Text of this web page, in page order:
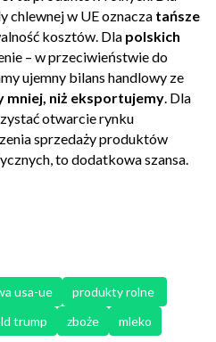
chlewnej w UE oznacza tańsze
kosztów. Dla polskich
– w przeciwieństwie do
ujemny bilans handlowy ze
mniej, niż eksportujemy. Dla
otwarcie rynku
sprzedaży produktów
to dodatkowa szansa.
usa-ue
produkty rolne
trump zboże
mleko